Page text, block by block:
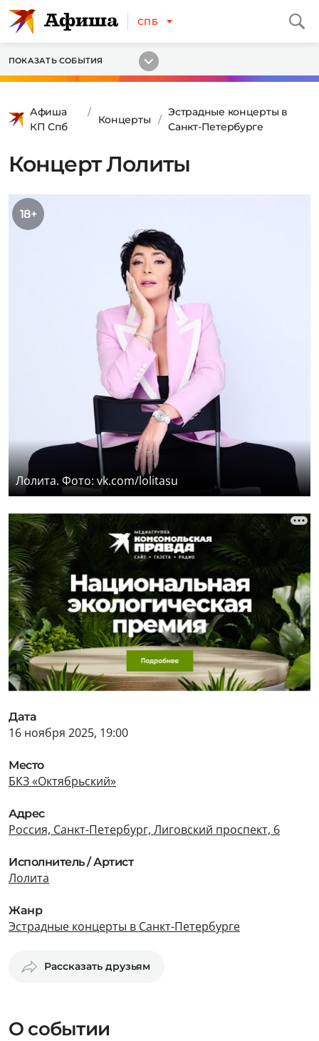
СПБ
ПОКАЗАТЬ СОБЫТИЯ
Афиша
КП Спб
Концерты
Эстрадные концерты в
Санкт-Петербурге
Концерт Лолиты
18+
Лолита. Фото: vk.com/lolitasu
Дата
16 ноября 2025, 19:00
Место
БКЗ «Октябрьский»
Адрес
Россия, Санкт-Петербург, Лиговский проспект, 6
Исполнитель / Артист
Лолита
Жанр
Эстрадные концерты в Санкт-Петербурге
Рассказать друзьям
О событии